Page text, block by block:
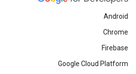
Android
Chrome
Firebase
Google Cloud Platform